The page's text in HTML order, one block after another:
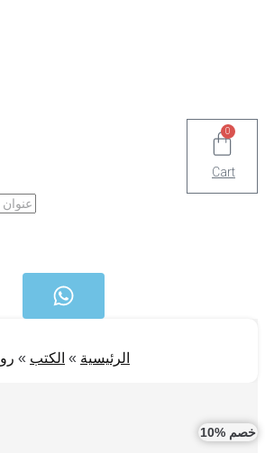
Cart
Search
الرئيسية»الكتب»روايات
%10